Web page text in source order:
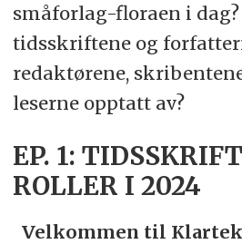
småforlag-floraen i
tidsskriftene og
redaktørene,
leserne opptatt av?
EP. 1:
ROLLER I 2024
Velkommen til